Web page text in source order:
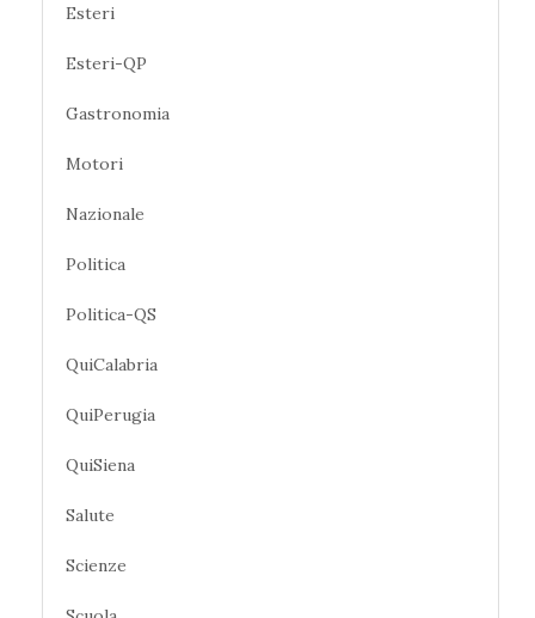
Esteri
Esteri-QP
Gastronomia
Motori
Nazionale
Politica
Politica-QS
QuiCalabria
QuiPerugia
QuiSiena
Salute
Scienze